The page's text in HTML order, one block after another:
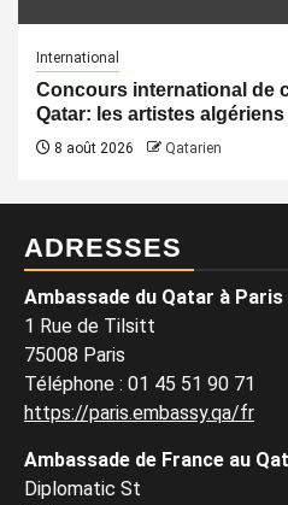
International
Concours international de
Qatar: les artistes
8 août 2026 Qatarien
ADRESSES
Ambassade du Qatar à Paris
1 Rue de Tilsitt
75008 Paris
Téléphone : 01 45 51 90 71
https://paris.embassy.qa/fr
Ambassade de France au
Diplomatic St